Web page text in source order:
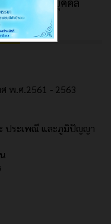
พ.ศ.2561 - 2563
ประเพณี และภูมิปัญญา